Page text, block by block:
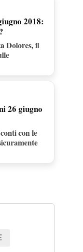
2018:
Dolores, il
26 giugno
con le